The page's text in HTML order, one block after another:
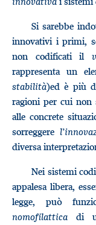
Si sarebbe
innovativi i primi,
non codificati il
rappresenta un
stabilità)ed è più
ragioni per cui
alle concrete
sorreggere
diversa
Nei sistemi
appalesa libera,
legge, può
nomofilattica di